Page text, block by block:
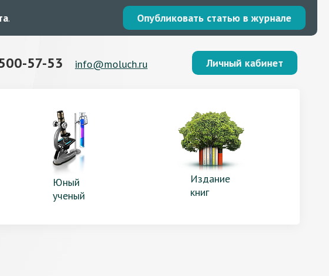
. Опубликовать статью в журнале
57-53 info@moluch.ru Личный кабинет
Юный
ученый
Издание
книг